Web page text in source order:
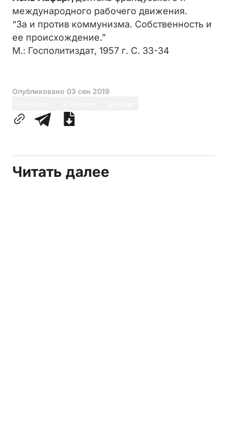
международного рабочего движения.
“За и против коммунизма. Собственность и
ее происхождение.”
М.: Госполитиздат, 1957 г. С. 33-34
Опубликовано 03 сен 2019
Читать далее